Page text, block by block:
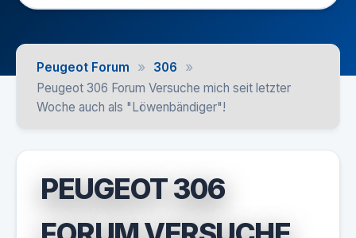
Peugeot Forum » 306 »
Peugeot 306 Forum Versuche mich seit letzter
Woche auch als "Löwenbändiger"!
PEUGEOT 306